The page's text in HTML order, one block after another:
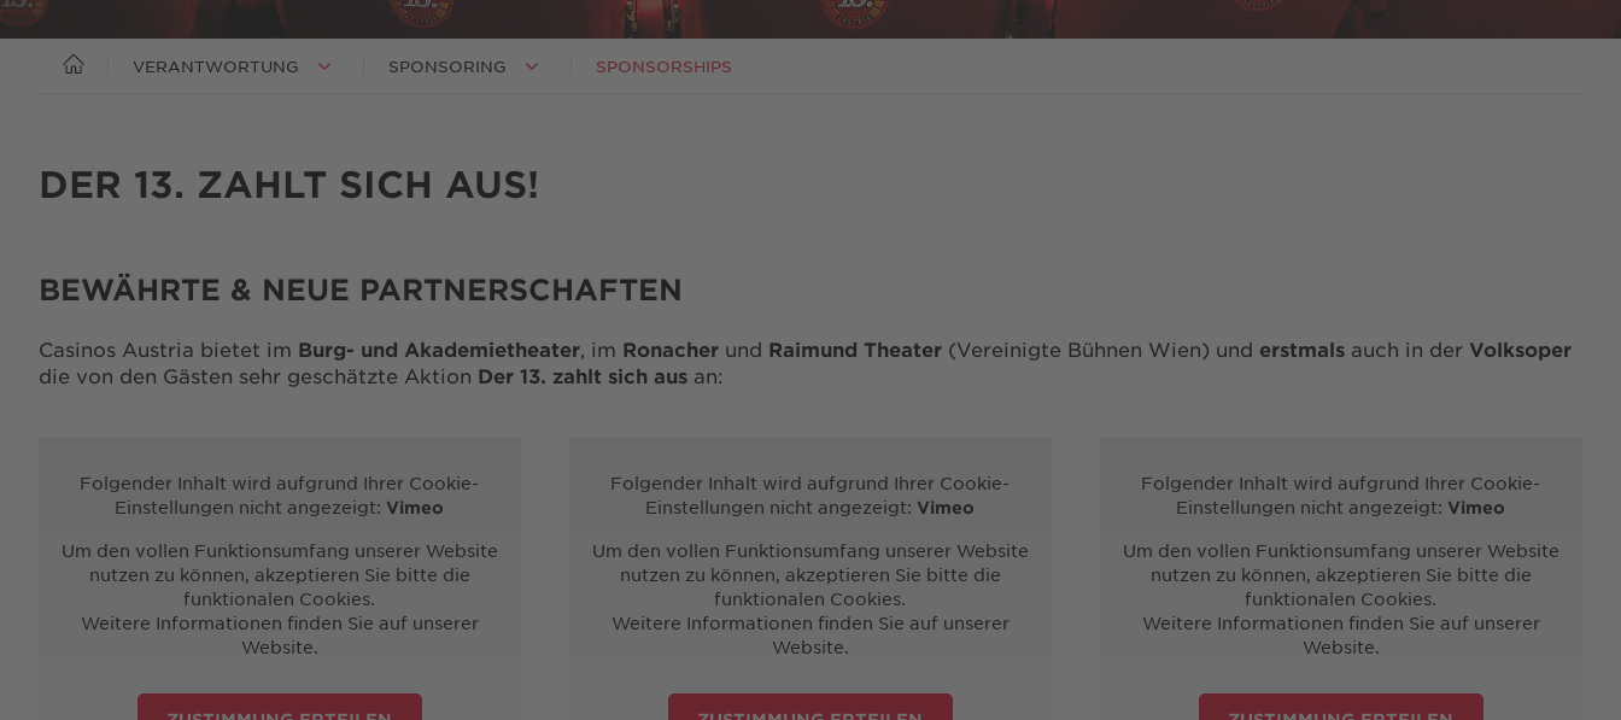
Hinweisgebersystem
Lieferantinnen & Lieferanten
VERANTWORTUNG SPONSORING SPONSORSHIPS
DER 13. ZAHLT SICH AUS!
BEWÄHRTE & NEUE PARTNERSCHAFTEN
Casinos Austria bietet im Burg- und Akademietheater , im Ronacher und Raimund Theater (Vereinigte Bühnen Wien) und erstmals auch in der Volksoper
die von den Gästen sehr geschätzte Aktion Der 13. zahlt sich aus an:
Folgender Inhalt wird aufgrund Ihrer Cookie-
Einstellungen nicht angezeigt: Vimeo
Um den vollen Funktionsumfang unserer Website
nutzen zu können, akzeptieren Sie bitte die
funktionalen Cookies.
Weitere Informationen finden Sie auf unserer
Website.
Folgender Inhalt wird aufgrund Ihrer Cookie-
Einstellungen nicht angezeigt: Vimeo
Um den vollen Funktionsumfang unserer Website
nutzen zu können, akzeptieren Sie bitte die
funktionalen Cookies.
Weitere Informationen finden Sie auf unserer
Website.
Folgender Inhalt wird aufgrund Ihrer Cookie-
Einstellungen nicht angezeigt: Vimeo
Um den vollen Funktionsumfang unserer Website
nutzen zu können, akzeptieren Sie bitte die
funktionalen Cookies.
Weitere Informationen finden Sie auf unserer
Website.